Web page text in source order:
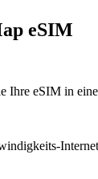
eSIM
Ihre eSIM in